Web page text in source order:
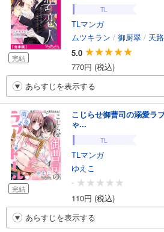
完結
TL
TLマンガ
ムツキラン / 御厨翠 / 天
5.0
770円 (税込)
あらすじを表示する
完結
こじらせ御曹司の溺愛
ゃ...
TL
TLマンガ
ゆえこ
-
110円 (税込)
あらすじを表示する